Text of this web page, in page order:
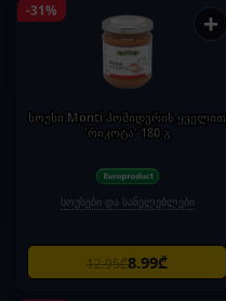
-31% +
სოუსი Monti პომიდვრის ყველით
'რიკოტა' 180 გ
სოუსები და სანელებლები
12.95₾8.99₾